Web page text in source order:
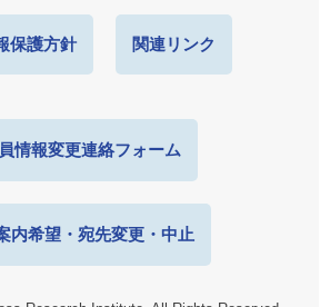
保護方針 関連リンク
情報変更連絡フォーム
内希望・宛先変更・中止